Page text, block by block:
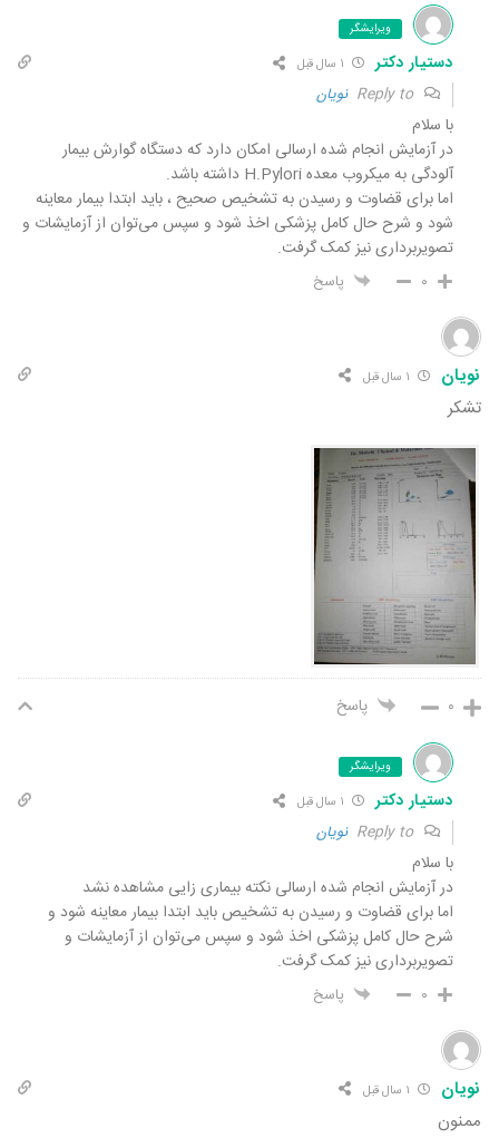
ویرایشگر
دستیار دکتر
نویان
با سلام
در آزمایش انجام شده ارسالی امکان دارد که دستگاه گوارش بیمار
آلودگی به میکروب معده H.Pylori داشته باشد.
اما برای قضاوت و رسیدن به تشخیص صحیح ، باید ابتدا بیمار معاینه
شود و شرح حال کامل پزشکی اخذ شود و سپس می‌توان از آزمایشات و
تصویربرداری نیز کمک گرفت.
۰ پاسخ
نویان
تشکر
۰ پاسخ
ویرایشگر
دستیار دکتر
نویان
با سلام
در آزمایش انجام شده ارسالی نکته بیماری زایی مشاهده نشد
اما برای قضاوت و رسیدن به تشخیص باید ابتدا بیمار معاینه شود و
شرح حال کامل پزشکی اخذ شود و سپس می‌توان از آزمایشات و
تصویربرداری نیز کمک گرفت.
۰ پاسخ
نویان
ممنون